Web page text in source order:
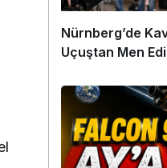
Nürnberg’de
Uçuştan Men